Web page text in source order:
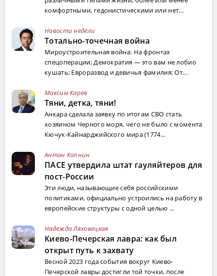
комфортными, гедонистическими или нет...
Новости недели
Тотально-точечная война
Мироустроительная война: На фронтах
спецоперации; Демократия — это вам не лобио
кушать; Евроразвод и девичья фамилия; От...
Максим Карев
Тяни, детка, тяни!
Анкара сделала заявку по итогам СВО стать
хозяином Черного моря, чего не было с момента
Кючук-Кайнарджийского мира (1774...
Антон Копнин
ПАСЕ утвердила штат гауляйтеров для
пост-России
Эти люди, называющие себя российскими
политиками, официально устроились на работу в
европейские структуры с одной целью ...
Надежда Ляховецкая
Киево-Печерская лавра: как был
открыт путь к захвату
Весной 2023 года события вокруг Киево-
Печерской лавры достигли той точки, после